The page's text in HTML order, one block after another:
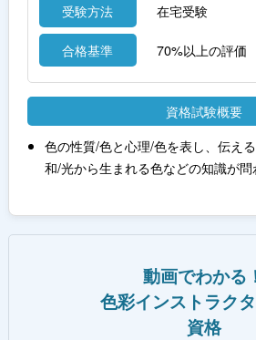
受験方法 在宅受験
合格基準 70%以上の評価
資格試験概要
色の性質/色と心理/色を表し、伝え
和/光から生まれる色などの知識が問
動画でわかる
色彩インストラク
資格